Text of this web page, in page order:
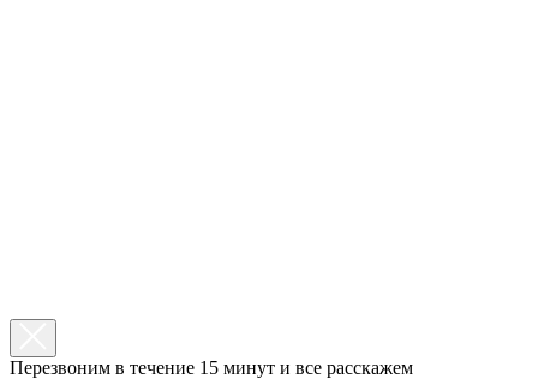
Перезвоним в течение 15 минут и все расскажем